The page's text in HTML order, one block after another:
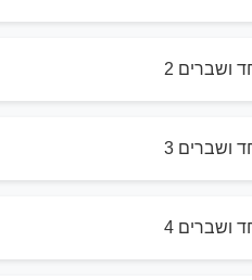
ושברים 2
ושברים 3
ושברים 4